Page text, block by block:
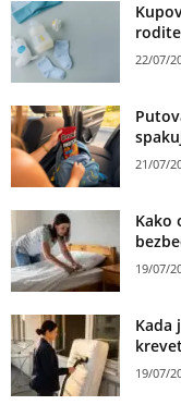
22/07/
21/07/
Kako
19/07/
Kada
19/07/